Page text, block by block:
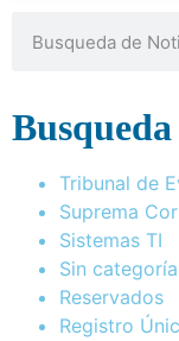
Tribunal de
Suprema
Sistemas TI
Sin categoría
Reservados
Registro